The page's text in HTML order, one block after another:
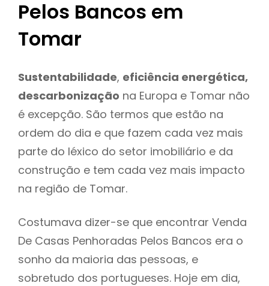
Pelos Bancos em
Tomar
Sustentabilidade, eficiência energética,
descarbonização na Europa e Tomar não
é excepção. São termos que estão na
ordem do dia e que fazem cada vez mais
parte do léxico do setor imobiliário e da
construção e tem cada vez mais impacto
na região de Tomar.
Costumava dizer-se que encontrar Venda
De Casas Penhoradas Pelos Bancos era o
sonho da maioria das pessoas, e
sobretudo dos portugueses. Hoje em dia,